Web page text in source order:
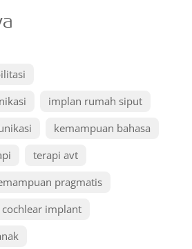
implan rumah siput
kemampuan bahasa
terapi avt
pragmatis
cochlear implant